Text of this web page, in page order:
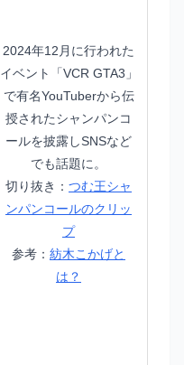
2024年12月に行われた
イベント「VCR GTA3」
で有名YouTuberから伝
授されたシャンパンコ
ールを披露しSNSなど
でも話題に。
切り抜き： つむ王シャ
ンパンコールのクリッ
プ
参考： 紡木こかげと
は？